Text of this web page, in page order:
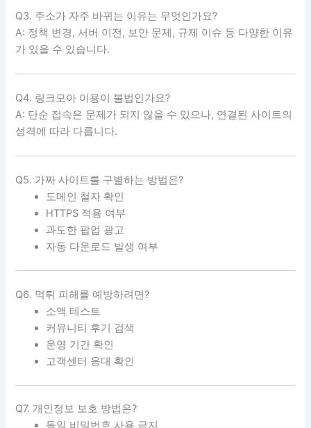
Q3. 주소가 자주 바뀌는 이유는 무엇인가요?
A: 정책 변경, 서버 이전, 보안 문제, 규제 이슈 등 다양한 이유
가 있을 수 있습니다.
Q4. 링크모아 이용이 불법인가요?
A: 단순 접속은 문제가 되지 않을 수 있으나, 연결된 사이트의
성격에 따라 다릅니다.
Q5. 가짜 사이트를 구별하는 방법은?
도메인 철자 확인
HTTPS 적용 여부
과도한 팝업 광고
자동 다운로드 발생 여부
Q6. 먹튀 피해를 예방하려면?
소액 테스트
커뮤니티 후기 검색
운영 기간 확인
고객센터 응대 확인
Q7. 개인정보 보호 방법은?